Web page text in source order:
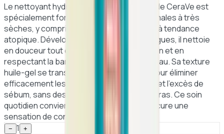
Le nettoyant hydratant moussant à l'huile de CeraVe est
spécialement formulé pour les peaux normales à très
sèches, y compris les peaux sensibles ou à tendance
atopique. Développé avec des dermatologues, il nettoie
en douceur tout en maintenant l’hydratation et en
respectant la barrière protectrice de la peau. Sa texture
huile-gel se transforme en mousse fine pour éliminer
efficacement les impuretés, le maquillage et l’excès de
sébum, sans dessécher ni laisser de film gras. Ce soin
quotidien convient à toute la famille et procure une
sensation de confort durable.
− 1
+